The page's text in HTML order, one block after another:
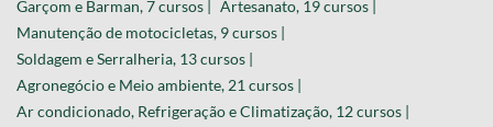
Garçom e Barman, 7 cursos |
Artesanato, 19 cursos |
Manutenção de motocicletas, 9 cursos |
Soldagem e Serralheria, 13 cursos |
Agronegócio e Meio ambiente, 21 cursos |
Ar condicionado, Refrigeração e Climatização, 12 cursos |